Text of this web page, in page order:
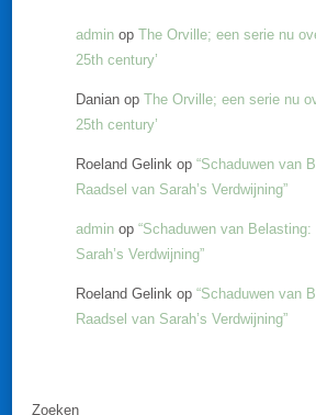
admin op The Orville; een serie nu
25th century’
Danian op The Orville; een serie nu
25th century’
Roeland Gelink op “Schaduwen van
Raadsel van Sarah’s Verdwijning”
admin op “Schaduwen van
Sarah’s Verdwijning”
Roeland Gelink op “Schaduwen van
Raadsel van Sarah’s Verdwijning”
Zoeken